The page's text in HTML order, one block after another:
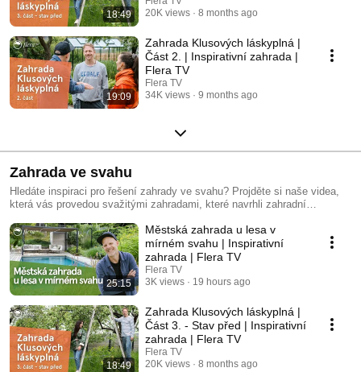
18:49
20K views
8 months ago
19:09
Zahrada Klusových láskyplná |
Část 2. | Inspirativní zahrada |
Flera TV
Flera TV
34K views
9 months ago
Zahrada ve svahu
Hledáte inspiraci pro řešení zahrady ve svahu? Projděte si naše videa,
která vás provedou svažitými zahradami, které navrhli zahradní
25:15
Městská zahrada u lesa v
mírném svahu | Inspirativní
zahrada | Flera TV
Flera TV
3K views
19 hours ago
18:49
Zahrada Klusových láskyplná |
Část 3. - Stav před | Inspirativní
zahrada | Flera TV
Flera TV
20K views
8 months ago